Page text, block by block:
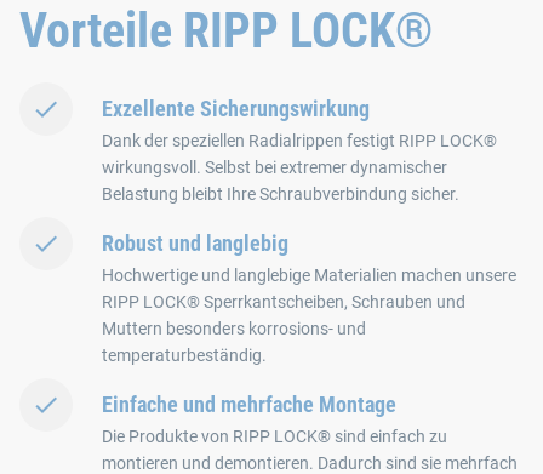
Vorteile RIPP LOCK®
Exzellente Sicherungswirkung
Dank der speziellen Radialrippen festigt RIPP LOCK®
wirkungsvoll. Selbst bei extremer dynamischer
Belastung bleibt Ihre Schraubverbindung sicher.
Robust und langlebig
Hochwertige und langlebige Materialien machen unsere
RIPP LOCK® Sperrkantscheiben, Schrauben und
Muttern besonders korrosions- und
temperaturbeständig.
Einfache und mehrfache Montage
Die Produkte von RIPP LOCK® sind einfach zu
montieren und demontieren. Dadurch sind sie mehrfach